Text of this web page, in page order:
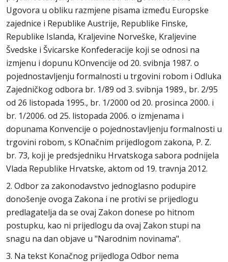
Ugovora u obliku razmjene pisama između Europske
zajednice i Republike Austrije, Republike Finske,
Republike Islanda, Kraljevine Norveške, Kraljevine
Švedske i Švicarske Konfederacije koji se odnosi na
izmjenu i dopunu KOnvencije od 20. svibnja 1987. o
pojednostavljenju formalnosti u trgovini robom i Odluka
Zajedničkog odbora br. 1/89 od 3. svibnja 1989., br. 2/95
od 26 listopada 1995., br. 1/2000 od 20. prosinca 2000. i
br. 1/2006. od 25. listopada 2006. o izmjenama i
dopunama Konvencije o pojednostavljenju formalnosti u
trgovini robom, s KOnačnim prijedlogom zakona, P. Z.
br. 73, koji je predsjedniku Hrvatskoga sabora podnijela
Vlada Republike Hrvatske, aktom od 19. travnja 2012.
2. Odbor za zakonodavstvo jednoglasno podupire
donošenje ovoga Zakona i ne protivi se prijedlogu
predlagatelja da se ovaj Zakon donese po hitnom
postupku, kao ni prijedlogu da ovaj Zakon stupi na
snagu na dan objave u "Narodnim novinama".
3. Na tekst Konačnog prijedloga Odbor nema